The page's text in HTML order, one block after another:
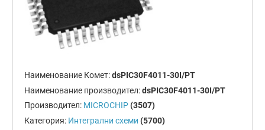
Наименование Комет:dsPIC30F4011-30I/PT
Наименование производител:dsPIC30F4011-30I/PT
Производител: MICROCHIP (3507)
Категория: Интегрални схеми (5700)